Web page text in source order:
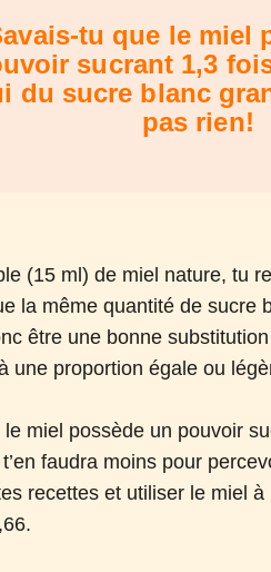
tu que le miel
sucrant 1,3
du sucre blanc
pas rien!
(15 ml) de miel nature, tu
la même quantité de sucre
être une bonne
une proportion égale ou
miel possède un pouvoir
faudra moins pour
recettes et utiliser le miel